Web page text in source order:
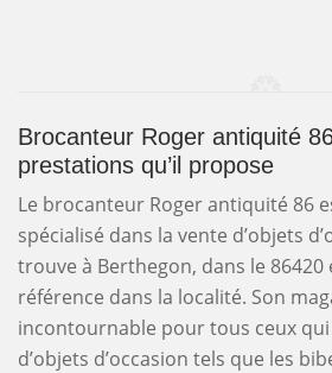
Brocanteur Roger antiquité
prestations qu’il propose
Le brocanteur Roger antiquité 86
spécialisé dans la vente d’objets
trouve à Berthegon, dans le 86420
référence dans la localité. Son
incontournable pour tous ceux
d’objets d’occasion tels que les